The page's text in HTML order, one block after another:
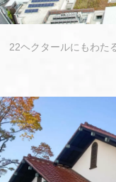
22ヘクタールにもわた